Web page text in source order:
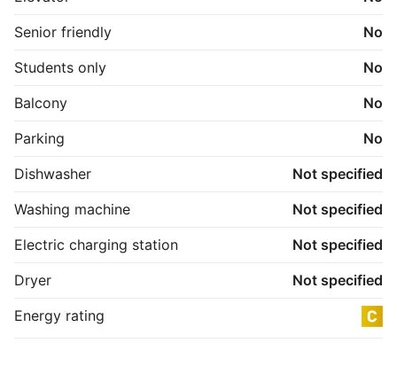
Senior friendly
No
Students only
No
Balcony
No
Parking
No
Dishwasher
Not specified
Washing machine
Not specified
Electric charging station
Not specified
Dryer
Not specified
Energy rating